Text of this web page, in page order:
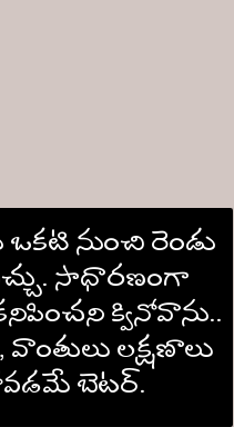
ఒకటి నుంచి రెండు
సాధారణంగా
క్వినోవాను..
లక్షణాలు
బెటర్.